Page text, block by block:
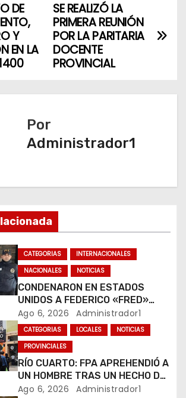
SE REALIZÓ LA
PRIMERA REUNIÓN
POR LA PARITARIA
DOCENTE
PROVINCIAL
DE
Y
EN LA
Por
Administrador1
CATEGORIAS
INTERNACIONALES
NACIONALES
NOTICIAS
CONDENARON EN ESTADOS
UNIDOS A FEDERICO «FRED»
MACHADO POR LAVADO DE
DINERO Y FRAUDE
Ago 6, 2026 Administrador1
CATEGORIAS LOCALES
NOTICIAS
PROVINCIALES
RÍO CUARTO: FPA APREHENDIÓ A
UN HOMBRE TRAS UN HECHO DE
HURTO EN UNA VETERINARIA
Ago 6, 2026 Administrador1